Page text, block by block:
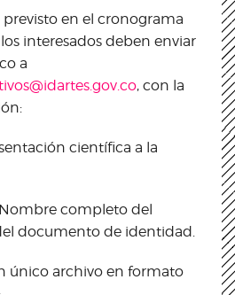
en el cronograma
interesados deben enviar
a
, con la
científica a la
completo del
documento de identidad.
único archivo en formato